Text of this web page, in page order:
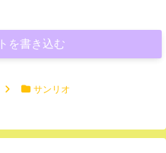
を書き込む
サンリオ